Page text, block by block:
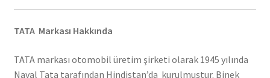
TATA Markası Hakkında
TATA markası otomobil üretim şirketi olarak 1945 yılında
Naval Tata tarafından Hindistan’da kurulmuştur. Binek